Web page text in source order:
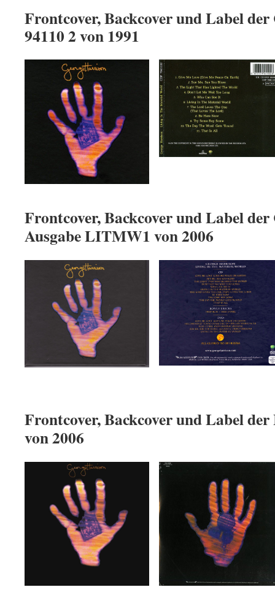
Frontcover, Backcover und Label der
94110 2 von 1991
Frontcover, Backcover und Label
Ausgabe LITMW1 von 2006
Frontcover, Backcover und Label der
von 2006